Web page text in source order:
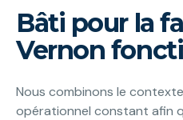
Bâti pour la
Vernon
Nous combinons le
opérationnel constant afin